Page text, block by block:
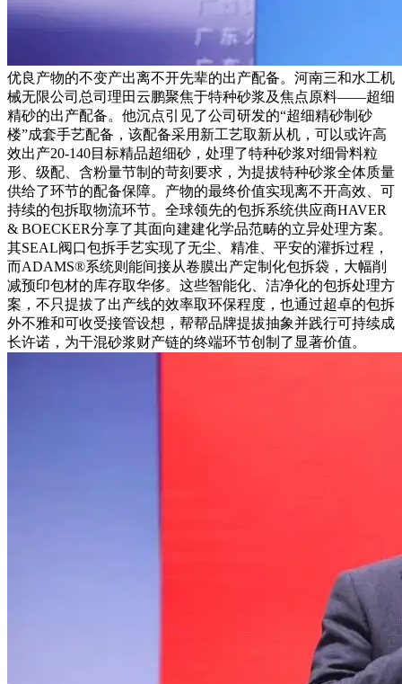
优良产物的不变产出离不开先辈的出产配备。河南三和水工机
械无限公司总司理田云鹏聚焦于特种砂浆及焦点原料——超细
精砂的出产配备。他沉点引见了公司研发的“超细精砂制砂
楼”成套手艺配备，该配备采用新工艺取新从机，可以或许高
效出产20-140目标精品超细砂，处理了特种砂浆对细骨料粒
形、级配、含粉量节制的苛刻要求，为提拔特种砂浆全体质量
供给了环节的配备保障。产物的最终价值实现离不开高效、可
持续的包拆取物流环节。全球领先的包拆系统供应商HAVER
& BOECKER分享了其面向建建化学品范畴的立异处理方案。
其SEAL阀口包拆手艺实现了无尘、精准、平安的灌拆过程，
而ADAMS®系统则能间接从卷膜出产定制化包拆袋，大幅削
减预印包材的库存取华侈。这些智能化、洁净化的包拆处理方
案，不只提拔了出产线的效率取环保程度，也通过超卓的包拆
外不雅和可收受接管设想，帮帮品牌提拔抽象并践行可持续成
长许诺，为干混砂浆财产链的终端环节创制了显著价值。